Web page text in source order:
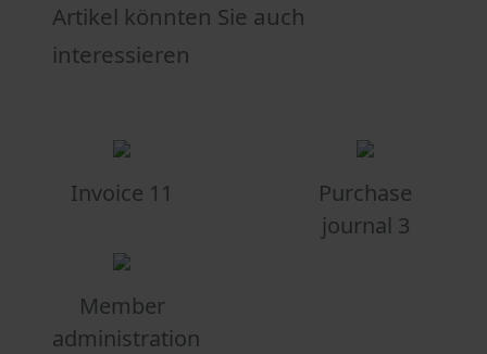
Artikel könnten Sie auch
interessieren
Invoice 11
Purchase
journal 3
Member
administration